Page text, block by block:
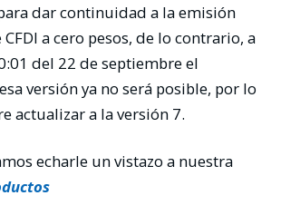
dar continuidad a la emisión
a cero pesos, de lo contrario, a
del 22 de septiembre el
versión ya no será posible, por lo
actualizar a la versión 7.
echarle un vistazo a nuestra